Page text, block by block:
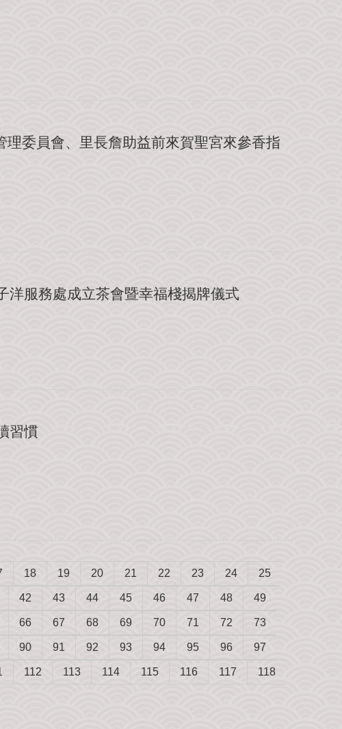
委員會、里長詹助益前來賀聖宮來參香指
洋服務處成立茶會暨幸福棧揭牌儀式
習慣
18 19 20 21 22 23 24 25
42 43 44 45 46 47 48 49
66 67 68 69 70 71 72 73
90 91 92 93 94 95 96 97
112 113 114 115 116 117 118